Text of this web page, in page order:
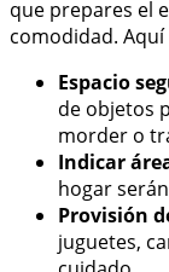
que prepares el
comodidad. Aquí
Espacio
de objetos
morder o
Indicar
hogar
Provisión
juguetes,